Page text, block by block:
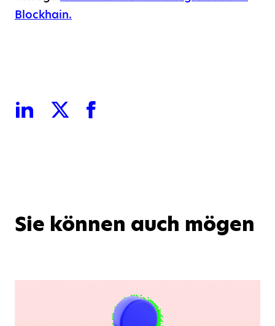
Blockhain.
Sie können auch mögen